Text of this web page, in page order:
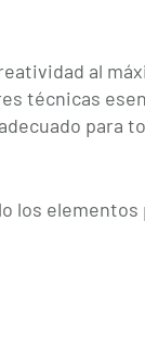
al
técnicas
para
los